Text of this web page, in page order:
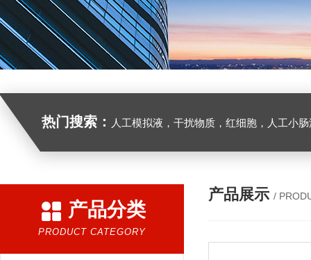
热门搜索： 人工模拟液，干扰物质，红细胞，人工小
产品分类
PRODUCT CATEGORY
产品展示 /